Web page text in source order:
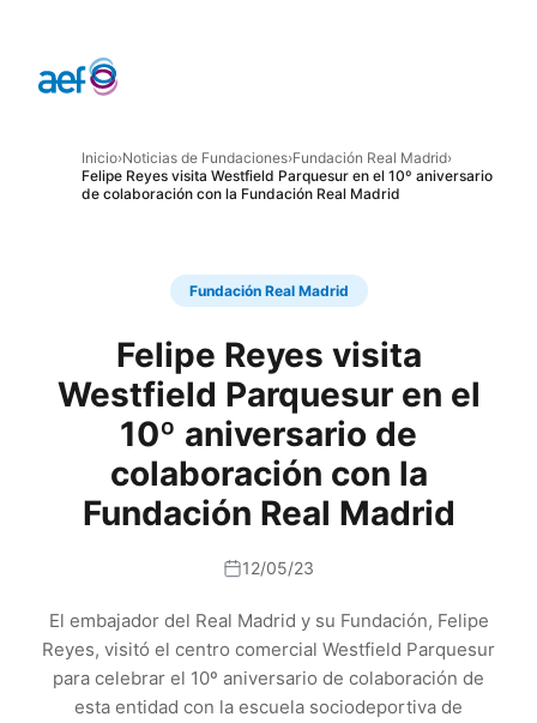
Inicio›Noticias de Fundaciones›Fundación Real Madrid›
Felipe Reyes visita Westfield Parquesur en el 10º aniversario
de colaboración con la Fundación Real Madrid
Fundación Real Madrid
Felipe Reyes visita
Westfield Parquesur en el
10º aniversario de
colaboración con la
Fundación Real Madrid
12/05/23
El embajador del Real Madrid y su Fundación, Felipe
Reyes, visitó el centro comercial Westfield Parquesur
para celebrar el 10º aniversario de colaboración de
esta entidad con la escuela sociodeportiva de